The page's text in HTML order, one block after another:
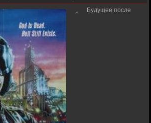
Будущее после